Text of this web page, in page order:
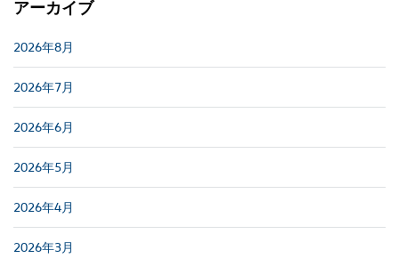
アーカイブ
2026年8月
2026年7月
2026年6月
2026年5月
2026年4月
2026年3月